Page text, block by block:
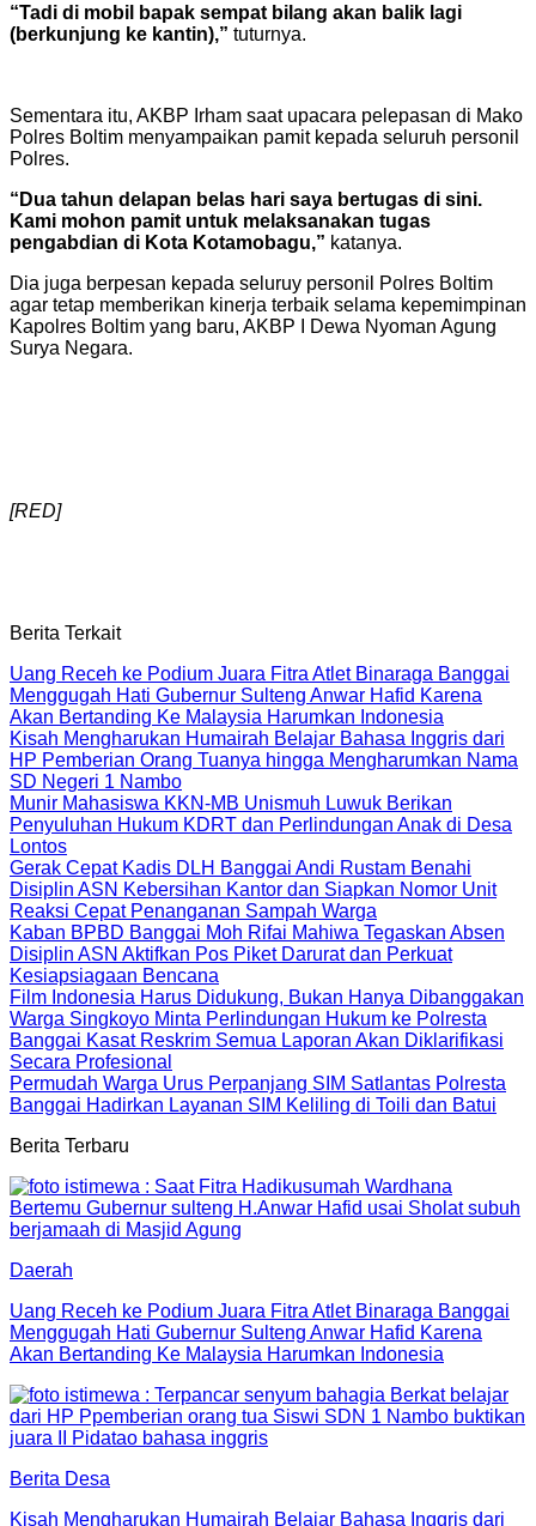
“Tadi di mobil bapak sempat bilang akan balik lagi
(berkunjung ke kantin),” tuturnya.
Sementara itu, AKBP Irham saat upacara pelepasan di Mako
Polres Boltim menyampaikan pamit kepada seluruh personil
Polres.
“Dua tahun delapan belas hari saya bertugas di sini.
Kami mohon pamit untuk melaksanakan tugas
pengabdian di Kota Kotamobagu,” katanya.
Dia juga berpesan kepada seluruy personil Polres Boltim
agar tetap memberikan kinerja terbaik selama kepemimpinan
Kapolres Boltim yang baru, AKBP I Dewa Nyoman Agung
Surya Negara.
[RED]
Berita Terkait
Uang Receh ke Podium Juara Fitra Atlet Binaraga Banggai
Menggugah Hati Gubernur Sulteng Anwar Hafid Karena
Akan Bertanding Ke Malaysia Harumkan Indonesia
Kisah Mengharukan Humairah Belajar Bahasa Inggris dari
HP Pemberian Orang Tuanya hingga Mengharumkan Nama
SD Negeri 1 Nambo
Munir Mahasiswa KKN-MB Unismuh Luwuk Berikan
Penyuluhan Hukum KDRT dan Perlindungan Anak di Desa
Lontos
Gerak Cepat Kadis DLH Banggai Andi Rustam Benahi
Disiplin ASN Kebersihan Kantor dan Siapkan Nomor Unit
Reaksi Cepat Penanganan Sampah Warga
Kaban BPBD Banggai Moh Rifai Mahiwa Tegaskan Absen
Disiplin ASN Aktifkan Pos Piket Darurat dan Perkuat
Kesiapsiagaan Bencana
Film Indonesia Harus Didukung, Bukan Hanya Dibanggakan
Warga Singkoyo Minta Perlindungan Hukum ke Polresta
Banggai Kasat Reskrim Semua Laporan Akan Diklarifikasi
Secara Profesional
Permudah Warga Urus Perpanjang SIM Satlantas Polresta
Banggai Hadirkan Layanan SIM Keliling di Toili dan Batui
Berita Terbaru
Daerah
Uang Receh ke Podium Juara Fitra Atlet Binaraga Banggai
Menggugah Hati Gubernur Sulteng Anwar Hafid Karena
Akan Bertanding Ke Malaysia Harumkan Indonesia
Berita Desa
Kisah Mengharukan Humairah Belajar Bahasa Inggris dari